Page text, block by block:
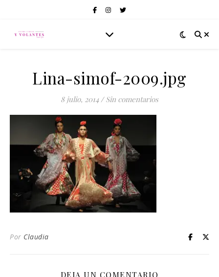
Lina-simof-2009.jpg
8 julio, 2014 / Sin comentarios
Por Claudia
DEJA UN COMENTARIO